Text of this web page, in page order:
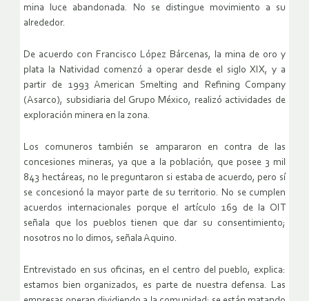
mina luce abandonada. No se distingue movimiento a su
alrededor.
De acuerdo con Francisco López Bárcenas, la mina de oro y
plata la Natividad comenzó a operar desde el siglo XIX, y a
partir de 1993 American Smelting and Refining Company
(Asarco), subsidiaria del Grupo México, realizó actividades de
exploración minera en la zona.
Los comuneros también se ampararon en contra de las
concesiones mineras, ya que a la población, que posee 3 mil
843 hectáreas, no le preguntaron si estaba de acuerdo, pero sí
se concesionó la mayor parte de su territorio. No se cumplen
acuerdos internacionales porque el artículo 169 de la OIT
señala que los pueblos tienen que dar su consentimiento;
nosotros no lo dimos, señala Aquino.
Entrevistado en sus oficinas, en el centro del pueblo, explica:
estamos bien organizados, es parte de nuestra defensa. Las